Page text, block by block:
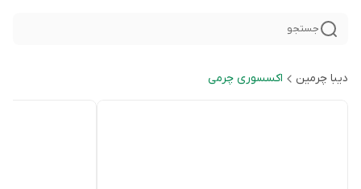
جستجو
دیبا چرمین اکسسوری چرمی